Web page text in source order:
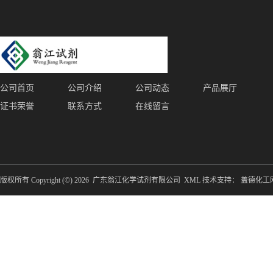
公司首页 公司介绍 公司动态
产品展厅
证书荣誉
联系方式 在线留言
版权所有 Copyright (©) 2026 广东翁江化学试剂有限公司 XML 技术支持： 盖德化工